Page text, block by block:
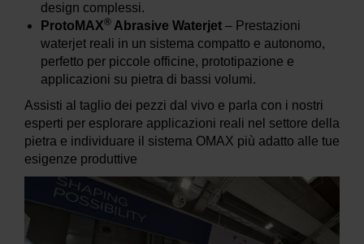
design complessi.
ProtoMAX® Abrasive Waterjet – Prestazioni
waterjet reali in un sistema compatto e autonomo,
perfetto per piccole officine, prototipazione e
applicazioni su pietra di bassi volumi.
Assisti al taglio dei pezzi dal vivo e parla con i nostri
esperti per esplorare applicazioni reali nel settore della
pietra e individuare il sistema OMAX più adatto alle tue
esigenze produttive